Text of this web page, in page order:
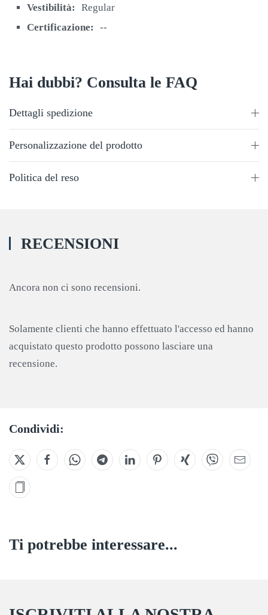
Vestibilità:
Regular
Certificazione:
--
Hai dubbi? Consulta le FAQ
Dettagli spedizione
Personalizzazione del prodotto
Politica del reso
RECENSIONI
Ancora non ci sono recensioni.
Solamente clienti che hanno effettuato l'accesso ed hanno
acquistato questo prodotto possono lasciare una
recensione.
Condividi:
Ti potrebbe interessare...